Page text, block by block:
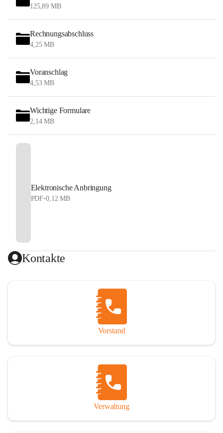
125,89 MB
Rechnungsabschluss
4,25 MB
Voranschlag
4,53 MB
Wichtige Formulare
2,14 MB
Elektronische Anbringung
PDF•0,12 MB
Kontakte
Vorstand
Verwaltung